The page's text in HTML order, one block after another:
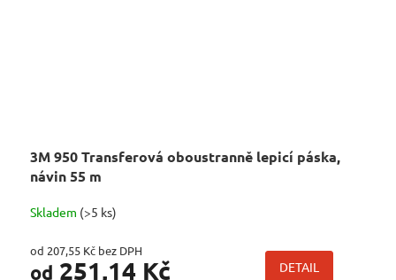
3M 950 Transferová oboustranně lepicí páska,
návin 55 m
Skladem (>5 ks)
od 207,55 Kč bez DPH
od 251,14 Kč DETAIL